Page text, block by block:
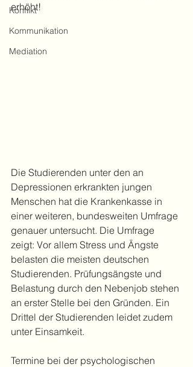
Konflikt
Kommunikation
Mediation
erhöht!
Die Studierenden unter den an
Depressionen erkrankten jungen
Menschen hat die Krankenkasse in
einer weiteren, bundesweiten Umfrage
genauer untersucht. Die Umfrage
zeigt: Vor allem Stress und Ängste
belasten die meisten deutschen
Studierenden. Prüfungsängste und
Belastung durch den Nebenjob stehen
an erster Stelle bei den Gründen. Ein
Drittel der Studierenden leidet zudem
unter Einsamkeit.
Termine bei der psychologischen